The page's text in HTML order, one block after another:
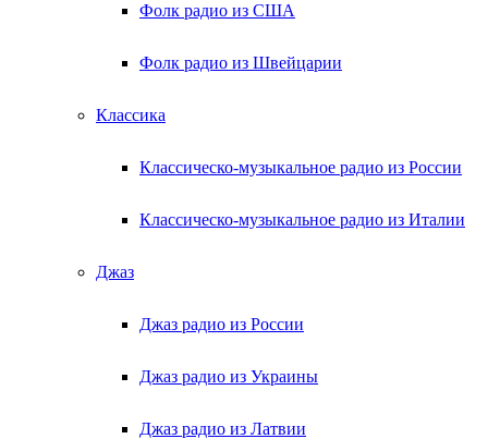
Фолк радио из США
Фолк радио из Швейцарии
Классика
Классическо-музыкальное радио из России
Классическо-музыкальное радио из Италии
Джаз
Джаз радио из России
Джаз радио из Украины
Джаз радио из Латвии